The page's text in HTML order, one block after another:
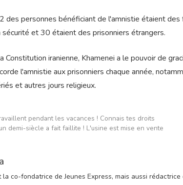
des personnes bénéficiant de l'amnistie étaient
sécurité et 30 étaient des prisonniers étrangers.
Constitution iranienne, Khamenei a le pouvoir de
l'amnistie aux prisonniers chaque année,
et autres jours religieux.
pendant les vacances ! Connais tes droits
demi-siècle a fait faillite ! L'usine est mise en vente
co-fondatrice de Jeunes Express, mais aussi